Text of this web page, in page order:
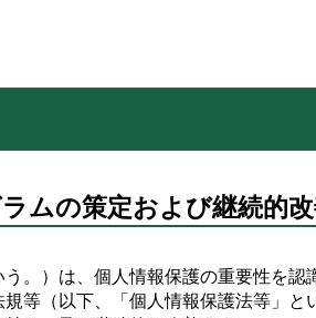
ムの策定および継続的
。）は、個人情報保護の重要性を
等（以下、「個人情報保護法等」